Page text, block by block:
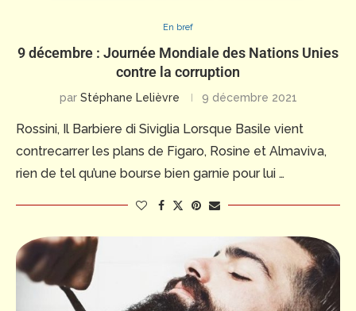
En bref
9 décembre : Journée Mondiale des Nations Unies
contre la corruption
par Stéphane Lelièvre 9 décembre 2021
Rossini, Il Barbiere di Siviglia Lorsque Basile vient
contrecarrer les plans de Figaro, Rosine et Almaviva,
rien de tel qu’une bourse bien garnie pour lui …